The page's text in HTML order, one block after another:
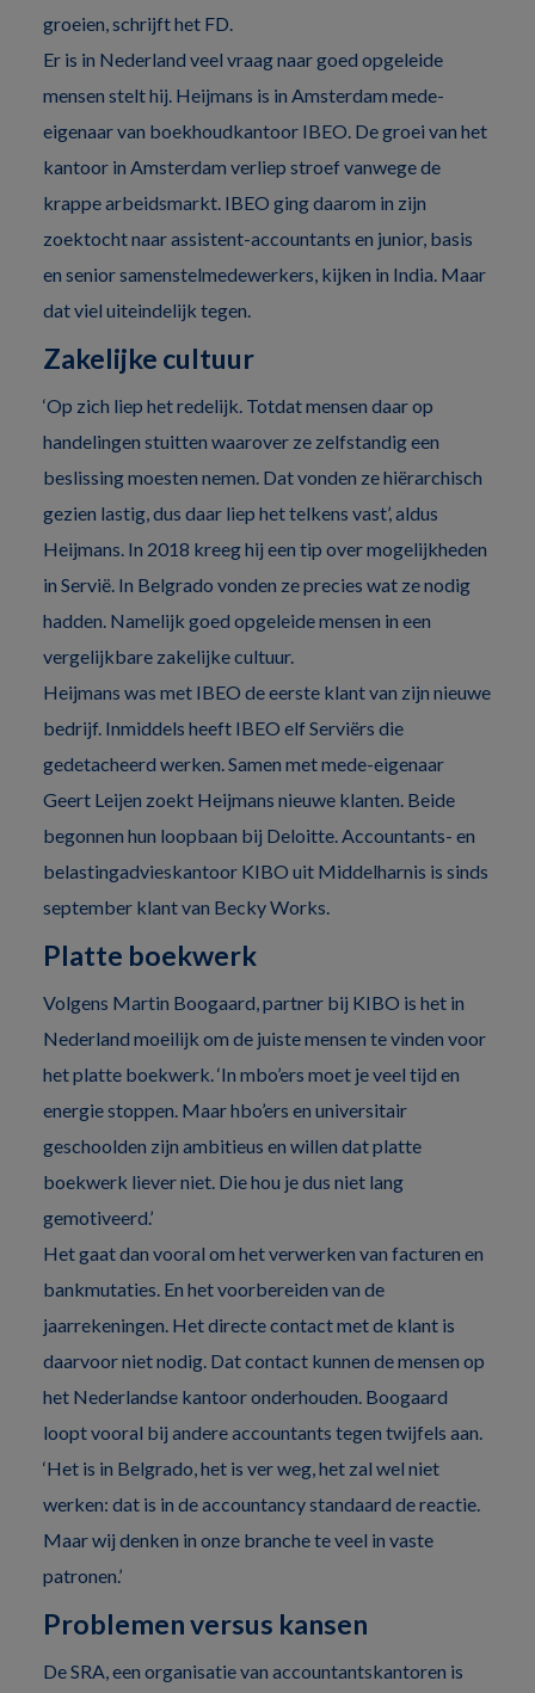
groeien, schrijft het FD.
Er is in Nederland veel vraag naar goed opgeleide
mensen stelt hij. Heijmans is in Amsterdam mede-
eigenaar van boekhoudkantoor IBEO. De groei van het
kantoor in Amsterdam verliep stroef vanwege de
krappe arbeidsmarkt. IBEO ging daarom in zijn
zoektocht naar assistent-accountants en junior, basis
en senior samenstelmedewerkers, kijken in India. Maar
dat viel uiteindelijk tegen.
Zakelijke cultuur
‘Op zich liep het redelijk. Totdat mensen daar op
handelingen stuitten waarover ze zelfstandig een
beslissing moesten nemen. Dat vonden ze hiërarchisch
gezien lastig, dus daar liep het telkens vast’, aldus
Heijmans. In 2018 kreeg hij een tip over mogelijkheden
in Servië. In Belgrado vonden ze precies wat ze nodig
hadden. Namelijk goed opgeleide mensen in een
vergelijkbare zakelijke cultuur.
Heijmans was met IBEO de eerste klant van zijn nieuwe
bedrijf. Inmiddels heeft IBEO elf Serviërs die
gedetacheerd werken. Samen met mede-eigenaar
Geert Leijen zoekt Heijmans nieuwe klanten. Beide
begonnen hun loopbaan bij Deloitte. Accountants- en
belastingadvieskantoor KIBO uit Middelharnis is sinds
september klant van Becky Works.
Platte boekwerk
Volgens Martin Boogaard, partner bij KIBO is het in
Nederland moeilijk om de juiste mensen te vinden voor
het platte boekwerk. ‘In mbo’ers moet je veel tijd en
energie stoppen. Maar hbo’ers en universitair
geschoolden zijn ambitieus en willen dat platte
boekwerk liever niet. Die hou je dus niet lang
gemotiveerd.’
Het gaat dan vooral om het verwerken van facturen en
bankmutaties. En het voorbereiden van de
jaarrekeningen. Het directe contact met de klant is
daarvoor niet nodig. Dat contact kunnen de mensen op
het Nederlandse kantoor onderhouden. Boogaard
loopt vooral bij andere accountants tegen twijfels aan.
‘Het is in Belgrado, het is ver weg, het zal wel niet
werken: dat is in de accountancy standaard de reactie.
Maar wij denken in onze branche te veel in vaste
patronen.’
Problemen versus kansen
De SRA, een organisatie van accountantskantoren is